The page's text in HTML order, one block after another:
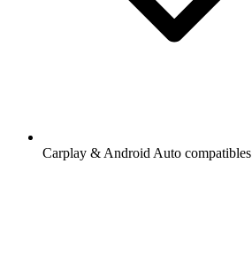
Carplay & Android Auto compatibles